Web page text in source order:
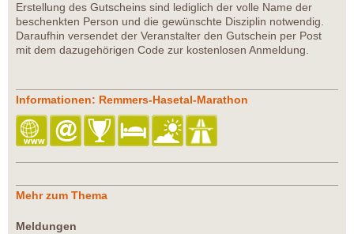
Erstellung des Gutscheins sind lediglich der volle Name der
beschenkten Person und die gewünschte Disziplin notwendig.
Daraufhin versendet der Veranstalter den Gutschein per Post
mit dem dazugehörigen Code zur kostenlosen Anmeldung.
Informationen: Remmers-Hasetal-Marathon
Mehr zum Thema
Meldungen